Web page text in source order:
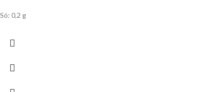
Só: 0,2 g